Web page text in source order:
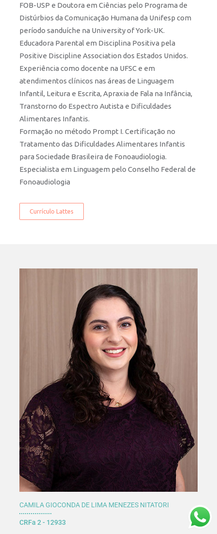
FOB-USP e Doutora em Ciências pelo Programa de
Distúrbios da Comunicação Humana da Unifesp com
período sanduíche na University of York-UK.
Educadora Parental em Disciplina Positiva pela
Positive Discipline Association dos Estados Unidos.
Experiência como docente na UFSC e em
atendimentos clínicos nas áreas de Linguagem
Infantil, Leitura e Escrita, Apraxia de Fala na Infância,
Transtorno do Espectro Autista e Dificuldades
Alimentares Infantis.
Formação no método Prompt I. Certificação no
Tratamento das Dificuldades Alimentares Infantis
para Sociedade Brasileira de Fonoaudiologia.
Especialista em Linguagem pelo Conselho Federal de
Fonoaudiologia
Currículo Lattes
CAMILA GIOCONDA DE LIMA MENEZES NITATORI
CRFa 2 - 12933